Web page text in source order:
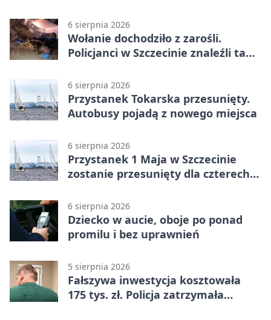
6 sierpnia 2026
Wołanie dochodziło z zarośli.
Policjanci w Szczecinie znaleźli tam
6 sierpnia 2026
Przystanek Tokarska przesunięty.
Autobusy pojadą z nowego miejsca
6 sierpnia 2026
Przystanek 1 Maja w Szczecinie
zostanie przesunięty dla czterech
6 sierpnia 2026
Dziecko w aucie, oboje po ponad
promilu i bez uprawnień
5 sierpnia 2026
Fałszywa inwestycja kosztowała
175 tys. zł. Policja zatrzymała